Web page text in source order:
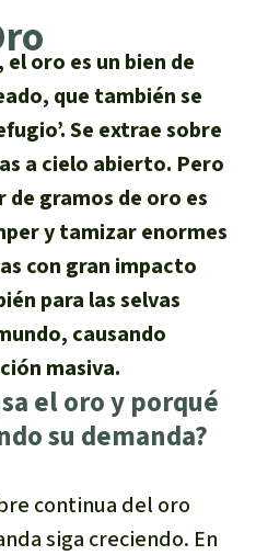
y Noticias
al boletín
Salva la Selva
Salva la Selva
tropical
tropical
de la Naturaleza
Salva la Selva
la Selva
tema
animal
la selva
y defensores de la
Asia
oro es un bien de
que también se
Se extrae sobre
a cielo abierto. Pero
de gramos de oro es
y tamizar enormes
con gran impacto
para las selvas
causando
masiva.
el oro y porqué
su demanda?
continua del oro
siga creciendo. En